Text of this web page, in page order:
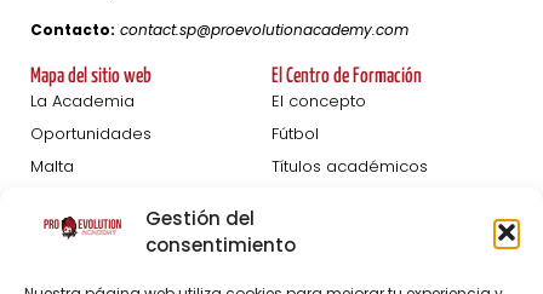
Gestión del
consentimiento
Contacto: contact.sp@proevolutionacademy.com
Mapa del sitio web
La Academia
Oportunidades
Malta
Blog
El Centro de Formación
El concepto
Fútbol
Títulos académicos